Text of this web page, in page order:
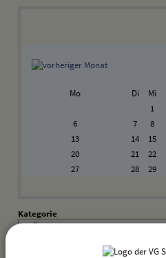
Mo Di Mi
1
6
7 8
13
14 15
20
21 22
27
28 29
Kategorie